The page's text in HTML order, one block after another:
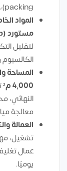
packing)، لإنتاج أوراق A4 وA3 بوزن 70–80 جم/م².
المواد
مستورد (Virgin pulp)
لتقليل
الكالسيوم
المساحة
4,000 م²
النهائي،
معالجة
العمالة
تشغيل،
يوميًا.